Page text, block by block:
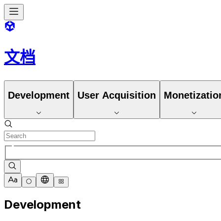
文档
Development User Acquisition
Development